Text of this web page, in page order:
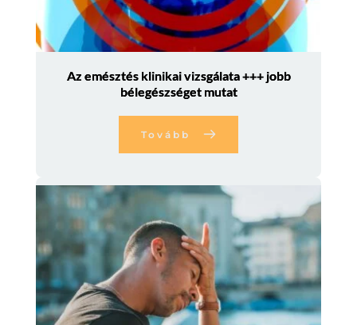
Az emésztés klinikai vizsgálata +++ jobb
bélegészséget mutat
Tovább